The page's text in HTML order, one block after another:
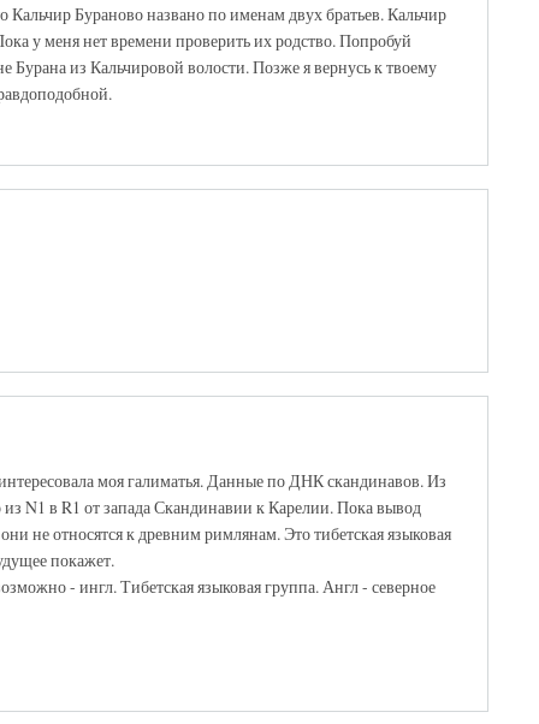
Бураново названо по именам двух братьев. Кальчир
у меня нет времени проверить их родство. Попробуй
из Кальчировой волости. Позже я вернусь к твоему
моя галиматья. Данные по ДНК скандинавов. Из
N1 в R1 от запада Скандинавии к Карелии. Пока вывод
не относятся к древним римлянам. Это тибетская языковая
покажет.
- ингл. Тибетская языковая группа. Англ - северное